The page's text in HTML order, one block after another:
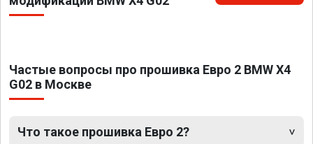
Частые вопросы про прошивка Евро 2 BMW X4
G02 в Москве
Что такое прошивка Евро 2?